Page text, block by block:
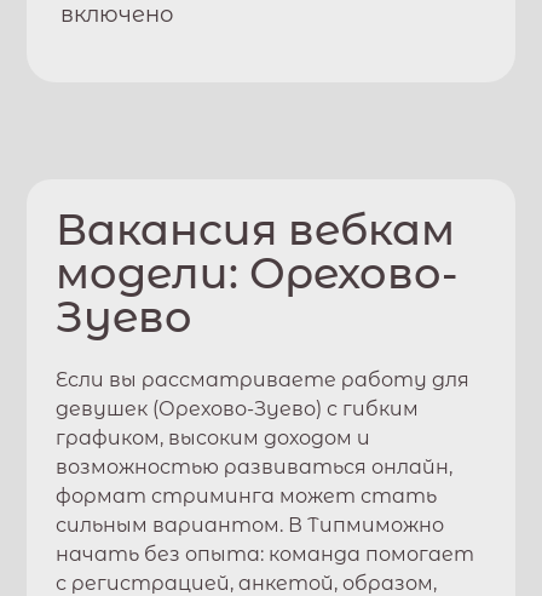
включено
Вакансия вебкам
модели: Орехово-
Зуево
Если вы рассматриваете работу для
девушек (Орехово-Зуево) с гибким
графиком, высоким доходом и
возможностью развиваться онлайн,
формат стриминга может стать
сильным вариантом. ВТипмиможно
начать без опыта: команда помогает
с регистрацией, анкетой, образом,